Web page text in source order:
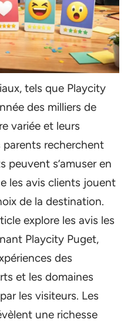
tels que Playcity
des milliers de
variée et leurs
recherchent
peuvent s’amuser en
les avis clients jouent
de la destination.
explore les avis les
Playcity Puget,
des
et les domaines
les visiteurs. Les
une richesse